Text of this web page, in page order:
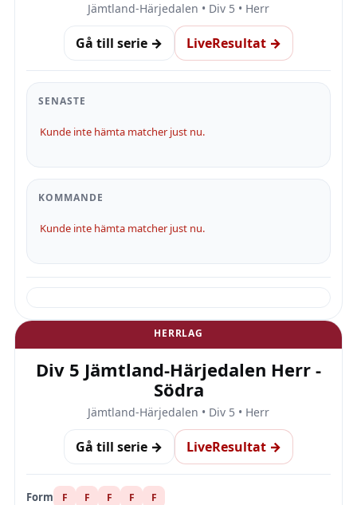
Jämtland-Härjedalen • Div 5 • Herr
Gå till serie → LiveResultat →
SENASTE
Kunde inte hämta matcher just nu.
KOMMANDE
Kunde inte hämta matcher just nu.
HERRLAG
Div 5 Jämtland-Härjedalen Herr -
Södra
Jämtland-Härjedalen • Div 5 • Herr
Gå till serie → LiveResultat →
Form F F F F F